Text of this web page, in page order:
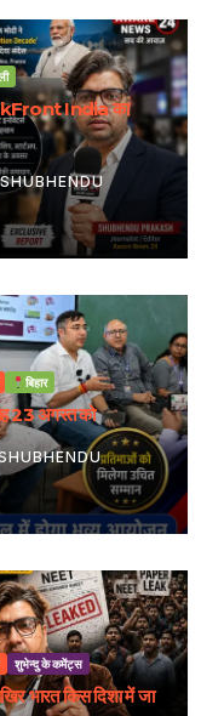
India का
SHUBHENDU
बिहार
23 अगस्त को
शुभेन्दु के कमेंट्स
भारत किस दिशा में जा